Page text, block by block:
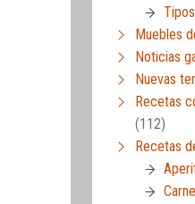
Muebles
Noticias
Nuevas
Recetas
(112)
Recetas